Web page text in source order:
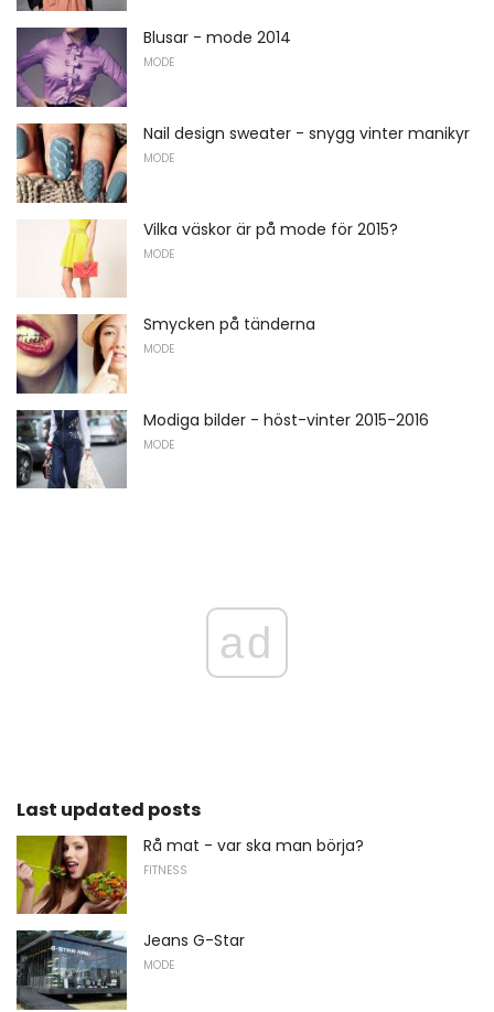
Blusar - mode 2014
MODE
Nail design sweater - snygg vinter manikyr
MODE
Vilka väskor är på mode för 2015?
MODE
Smycken på tänderna
MODE
Modiga bilder - höst-vinter 2015-2016
MODE
ad
Last updated posts
Rå mat - var ska man börja?
FITNESS
Jeans G-Star
MODE